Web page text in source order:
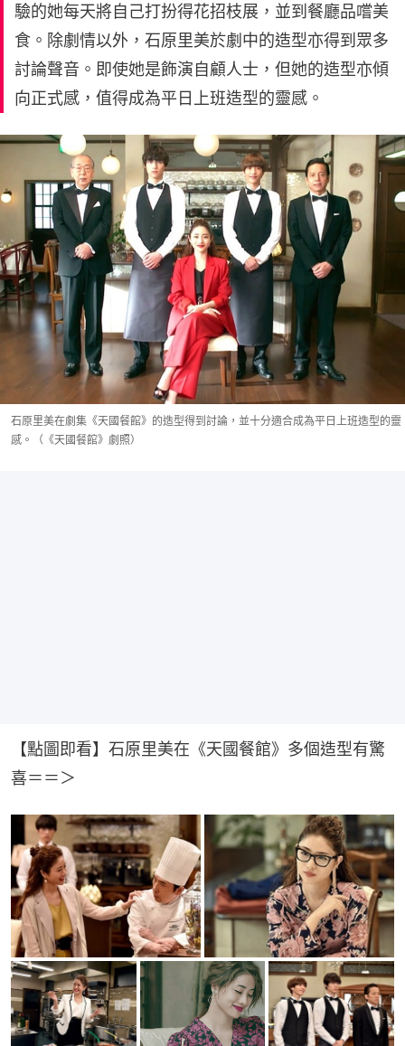
驗的她每天將自己打扮得花招枝展，並到餐廳品嚐美
食。除劇情以外，石原里美於劇中的造型亦得到眾多
討論聲音。即使她是飾演自顧人士，但她的造型亦傾
向正式感，值得成為平日上班造型的靈感。
石原里美在劇集《天國餐館》的造型得到討論，並十分適合成為平日上班造型的靈
感。（《天國餐館》劇照）
【點圖即看】石原里美在《天國餐館》多個造型有驚
喜＝＝＞